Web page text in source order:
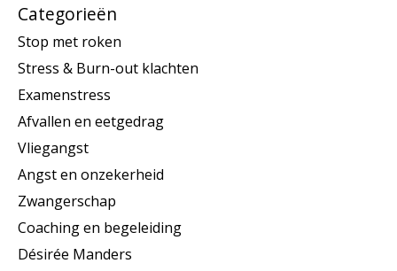
Categorieën
Stop met roken
Stress & Burn-out klachten
Examenstress
Afvallen en eetgedrag
Vliegangst
Angst en onzekerheid
Zwangerschap
Coaching en begeleiding
Désirée Manders